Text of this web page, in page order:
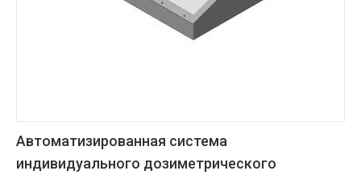
Автоматизированная система
индивидуального дозиметрического